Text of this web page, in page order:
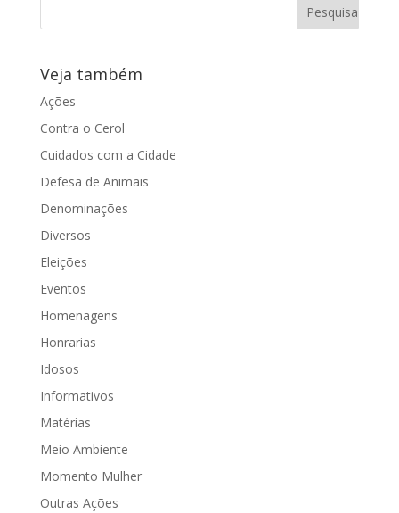
Veja também
Ações
Contra o Cerol
Cuidados com a Cidade
Defesa de Animais
Denominações
Diversos
Eleições
Eventos
Homenagens
Honrarias
Idosos
Informativos
Matérias
Meio Ambiente
Momento Mulher
Outras Ações